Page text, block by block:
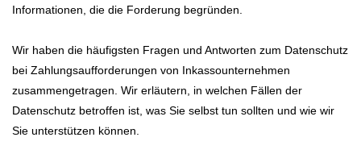
Informationen, die die Forderung begründen.
Wir haben die häufigsten Fragen und Antworten zum Datenschutz
bei Zahlungsaufforderungen von Inkassounternehmen
zusammengetragen. Wir erläutern, in welchen Fällen der
Datenschutz betroffen ist, was Sie selbst tun sollten und wie wir
Sie unterstützen können.